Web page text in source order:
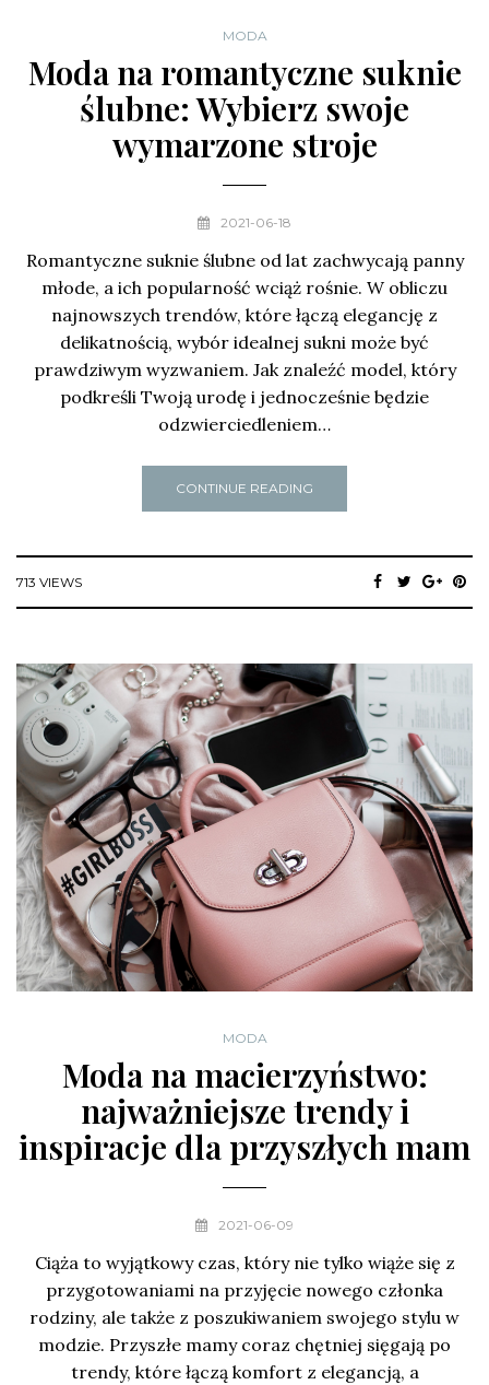
MODA
Moda na romantyczne suknie
ślubne: Wybierz swoje
wymarzone stroje
2021-06-18
Romantyczne suknie ślubne od lat zachwycają panny
młode, a ich popularność wciąż rośnie. W obliczu
najnowszych trendów, które łączą elegancję z
delikatnością, wybór idealnej sukni może być
prawdziwym wyzwaniem. Jak znaleźć model, który
podkreśli Twoją urodę i jednocześnie będzie
odzwierciedleniem…
CONTINUE READING
713 VIEWS
MODA
Moda na macierzyństwo:
najważniejsze trendy i
inspiracje dla przyszłych mam
2021-06-09
Ciąża to wyjątkowy czas, który nie tylko wiąże się z
przygotowaniami na przyjęcie nowego członka
rodziny, ale także z poszukiwaniem swojego stylu w
modzie. Przyszłe mamy coraz chętniej sięgają po
trendy, które łączą komfort z elegancją, a